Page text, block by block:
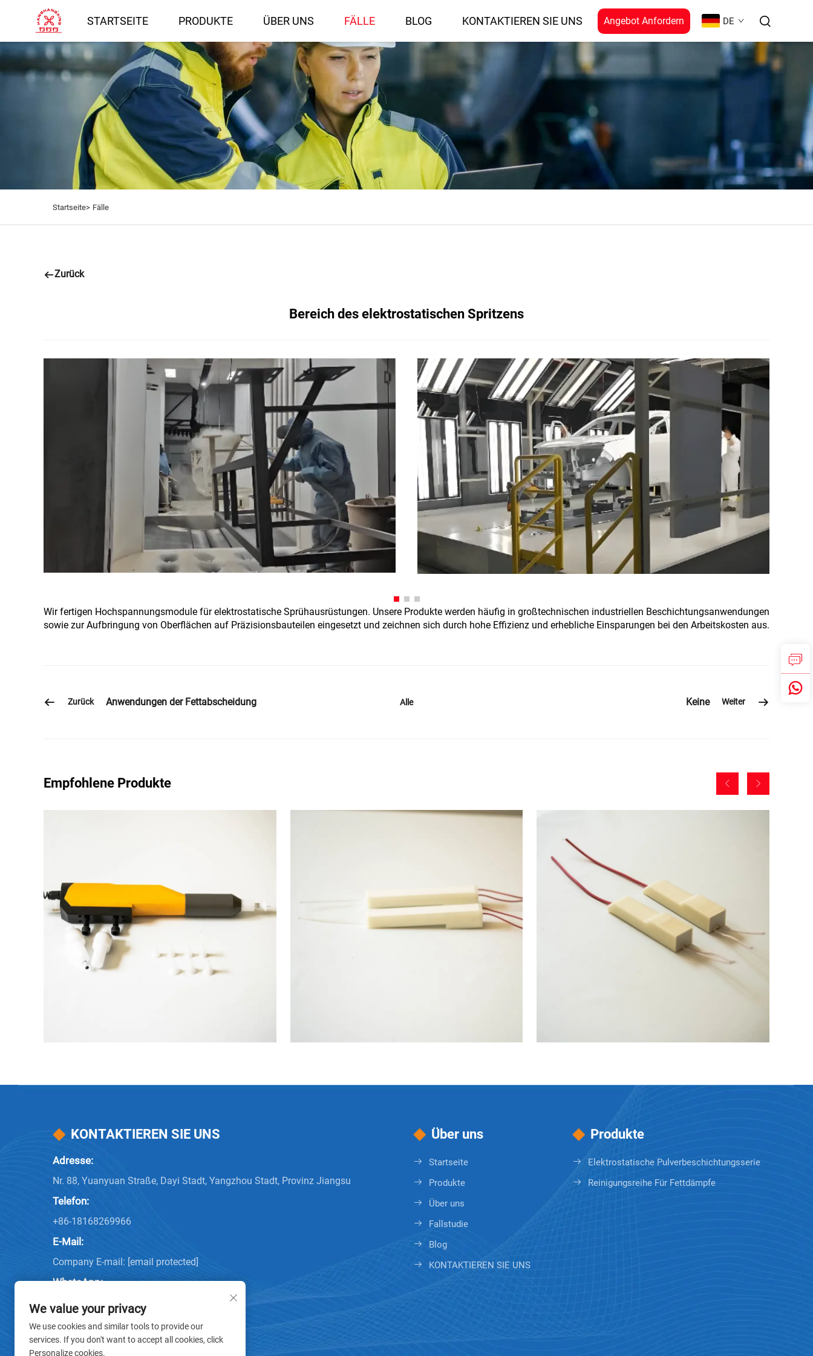
STARTSEITE PRODUKTE ÜBER UNS FÄLLE BLOG KONTAKTIEREN SIE UNS Angebot Anfordern DE
Startseite> Fälle
Zurück
Bereich des elektrostatischen Spritzens
Wir fertigen Hochspannungsmodule für elektrostatische Sprühausrüstungen. Unsere Produkte werden häufig in großtechnischen industriellen Beschichtungsanwendungen
sowie zur Aufbringung von Oberflächen auf Präzisionsbauteilen eingesetzt und zeichnen sich durch hohe Effizienz und erhebliche Einsparungen bei den Arbeitskosten aus.
Zurück Anwendungen der Fettabscheidung Alle Keine Weiter
Empfohlene Produkte
KONTAKTIEREN SIE UNS
Adresse:
Nr. 88, Yuanyuan Straße, Dayi Stadt, Yangzhou Stadt, Provinz Jiangsu
Telefon:
+86-18168269966
E-Mail:
Company E-mail: [email protected]
WhatsApp:
8618168269966
Über uns
Startseite
Produkte
Über uns
Fallstudie
Blog
KONTAKTIEREN SIE UNS
Produkte
Elektrostatische Pulverbeschichtungsserie
Reinigungsreihe Für Fettdämpfe
We value your privacy
We use cookies and similar tools to provide our
services. If you don't want to accept all cookies, click
Personalize cookies.